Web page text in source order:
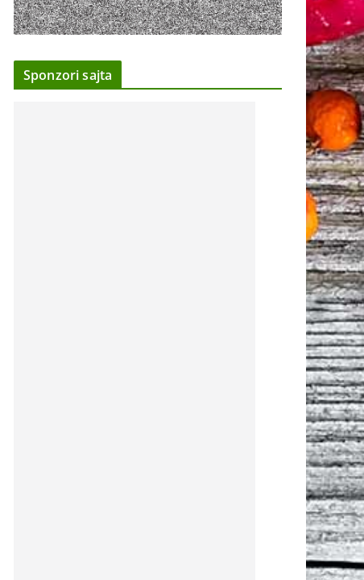
Sponzori sajta